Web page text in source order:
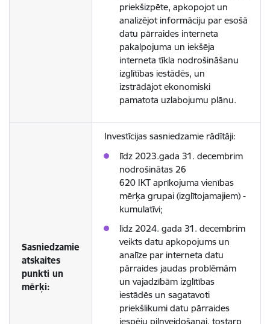
priekšizpēte, apkopojot un
analizējot informāciju par esošā
datu pārraides interneta
pakalpojuma un iekšēja
interneta tīkla nodrošināšanu
izglītības iestādēs, un
izstrādājot ekonomiski
pamatota uzlabojumu plānu.
Sasniedzamie
atskaites
punkti un
mērķi:
Investīcijas sasniedzamie rādītāji:
līdz 2023.gada 31. decembrim
nodrošinātas 26
620 IKT aprīkojuma vienības
mērķa grupai (izglītojamajiem) -
kumulatīvi;
līdz 2024. gada 31. decembrim
veikts datu apkopojums un
analīze par interneta datu
pārraides jaudas problēmām
un vajadzībām izglītības
iestādēs un sagatavoti
priekšlikumi datu pārraides
iespēju pilnveidošanai, tostarp